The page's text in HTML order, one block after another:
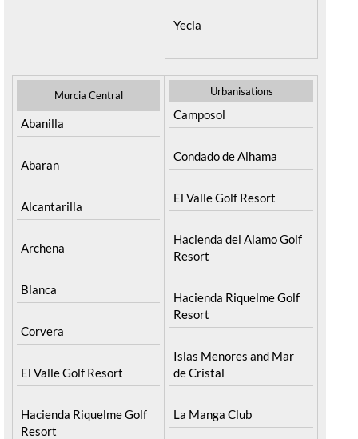
Yecla
Murcia Central
Abanilla
Abaran
Alcantarilla
Archena
Blanca
Corvera
El Valle Golf Resort
Hacienda Riquelme Golf
Resort
Urbanisations
Camposol
Condado de Alhama
El Valle Golf Resort
Hacienda del Alamo Golf
Resort
Hacienda Riquelme Golf
Resort
Islas Menores and Mar
de Cristal
La Manga Club